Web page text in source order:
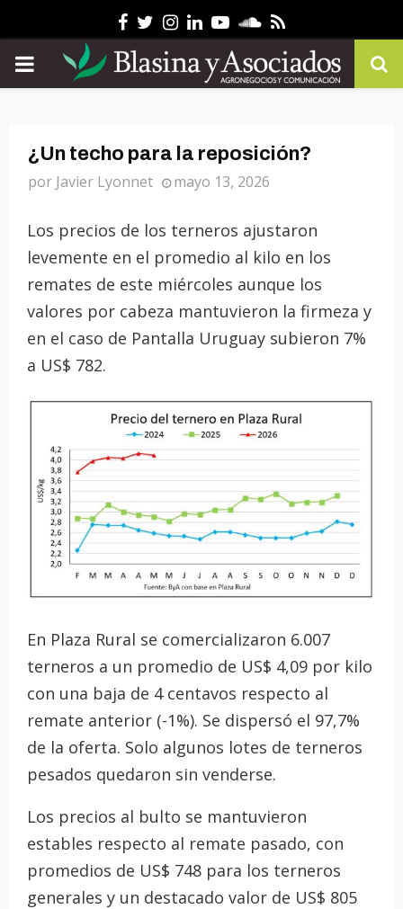
Facebook
Twitter
Instagram
Linkedin
YoutubeSoundcloud
Rss
PRIMARY
¿Un techo para la reposición?
por Javier Lyonnet mayo 13, 2026
Los precios de los terneros ajustaron
levemente en el promedio al kilo en los
remates de este miércoles aunque los
valores por cabeza mantuvieron la firmeza y
en el caso de Pantalla Uruguay subieron 7%
a US$ 782.
En Plaza Rural se comercializaron 6.007
terneros a un promedio de US$ 4,09 por kilo
con una baja de 4 centavos respecto al
remate anterior (-1%). Se dispersó el 97,7%
de la oferta. Solo algunos lotes de terneros
pesados quedaron sin venderse.
Los precios al bulto se mantuvieron
estables respecto al remate pasado, con
promedios de US$ 748 para los terneros
generales y un destacado valor de US$ 805